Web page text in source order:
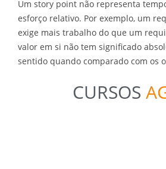
Um story point não representa
esforço relativo. Por exemplo, um
exige mais trabalho do que um
valor em si não tem significado
sentido quando comparado com os
CURSOS